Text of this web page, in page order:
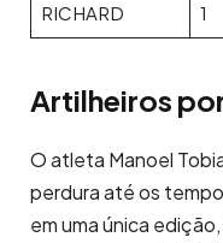
RICHARD 1
Artilheiros
O atleta Manoel
perdura até os
em uma única